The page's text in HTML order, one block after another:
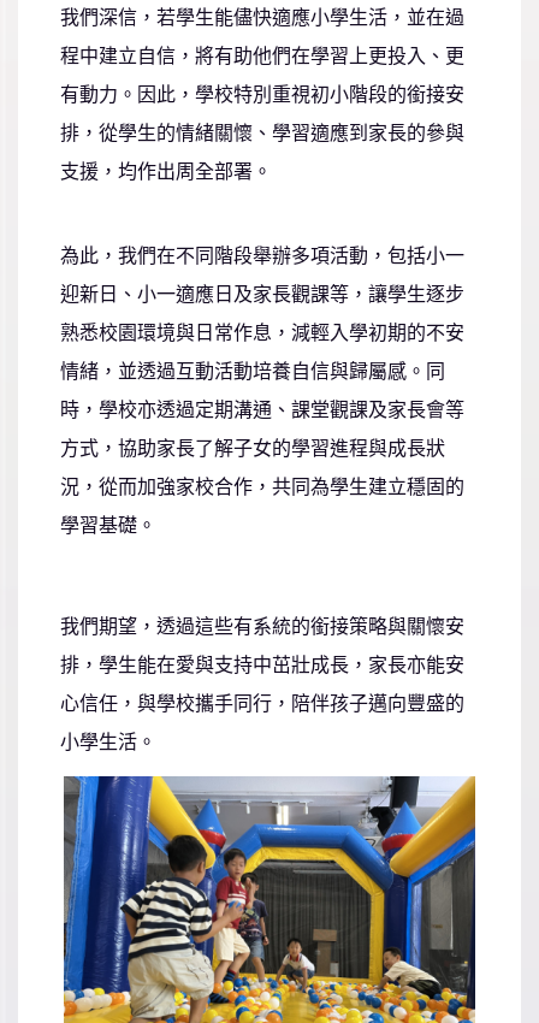
我們深信，若學生能儘快適應小學生活，並在過
程中建立自信，將有助他們在學習上更投入、更
有動力。因此，學校特別重視初小階段的銜接安
排，從學生的情緒關懷、學習適應到家長的參與
支援，均作出周全部署。
為此，我們在不同階段舉辦多項活動，包括小一
迎新日、小一適應日及家長觀課等，讓學生逐步
熟悉校園環境與日常作息，減輕入學初期的不安
情緒，並透過互動活動培養自信與歸屬感。同
時，學校亦透過定期溝通、課堂觀課及家長會等
方式，協助家長了解子女的學習進程與成長狀
況，從而加強家校合作，共同為學生建立穩固的
學習基礎。
我們期望，透過這些有系統的銜接策略與關懷安
排，學生能在愛與支持中茁壯成長，家長亦能安
心信任，與學校攜手同行，陪伴孩子邁向豐盛的
小學生活。